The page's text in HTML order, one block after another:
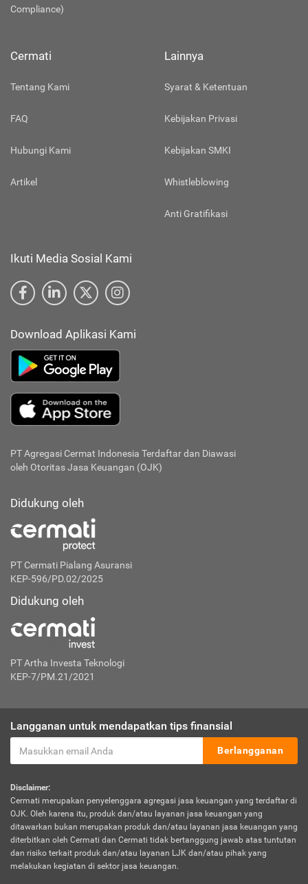
Compliance)
Cermati
Tentang Kami
FAQ
Hubungi Kami
Artikel
Lainnya
Syarat & Ketentuan
Kebijakan Privasi
Kebijakan SMKI
Whistleblowing
Anti Gratifikasi
Ikuti Media Sosial Kami
Download Aplikasi Kami
PT Agregasi Cermat Indonesia Terdaftar dan Diawasi
oleh Otoritas Jasa Keuangan (OJK)
Didukung oleh
PT Cermati Pialang Asuransi
KEP-596/PD.02/2025
Didukung oleh
PT Artha Investa Teknologi
KEP-7/PM.21/2021
Langganan untuk mendapatkan tips finansial
Berlangganan
Disclaimer:
Cermati merupakan penyelenggara agregasi jasa keuangan yang terdaftar di
OJK. Oleh karena itu, produk dan/atau layanan jasa keuangan yang
ditawarkan bukan merupakan produk dan/atau layanan jasa keuangan yang
diterbitkan oleh Cermati dan Cermati tidak bertanggung jawab atas tuntutan
dan risiko terkait produk dan/atau layanan LJK dan/atau pihak yang
melakukan kegiatan di sektor jasa keuangan.